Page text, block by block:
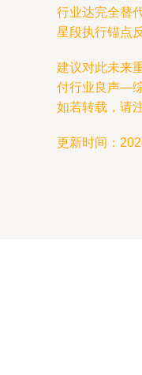
行业达完全替
星段执行锚点
建议对此未来
付行业良声—
如若转载，请
更新时间：